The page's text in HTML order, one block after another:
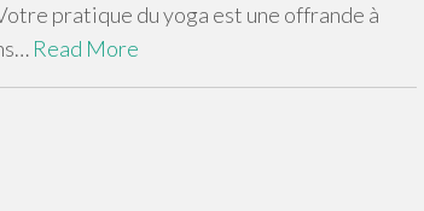
pratique du yoga est une offrande à
Read More